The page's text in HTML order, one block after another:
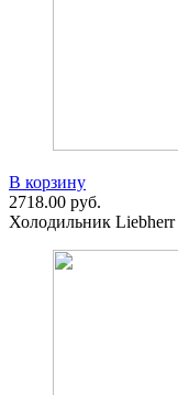
В корзину
2718.00 руб.
Холодильник Liebherr